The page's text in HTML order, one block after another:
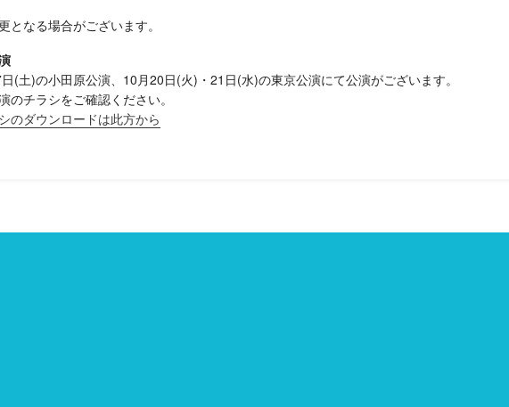
となる場合がございます。
(土)の小田原公演、10月20日(火)・21日(水)の東京公演にて公演がございます。
のチラシをご確認ください。
のダウンロードは此方から